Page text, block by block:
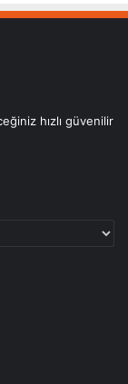
hızlı güvenilir